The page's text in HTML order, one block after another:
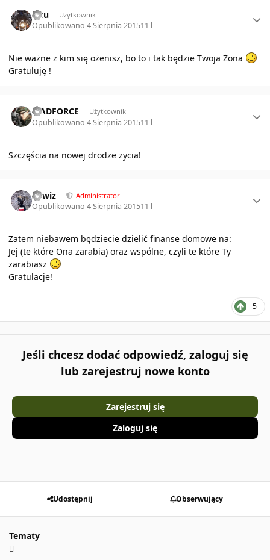
Lisu Użytkownik
Opublikowano4 Sierpnia 201511 l
Nie ważne z kim się ożenisz, bo to i tak będzie Twoja Żona
Gratuluję !
MADFORCE Użytkownik
Opublikowano4 Sierpnia 201511 l
Szczęścia na nowej drodze życia!
sirwiz Administrator
Opublikowano4 Sierpnia 201511 l
Zatem niebawem będziecie dzielić finanse domowe na:
Jej (te które Ona zarabia) oraz wspólne, czyli te które Ty
zarabiasz
Gratulacje!
5
Jeśli chcesz dodać odpowiedź, zaloguj się
lub zarejestruj nowe konto
Zarejestruj się
Zaloguj się
Udostępnij Obserwujący
Tematy